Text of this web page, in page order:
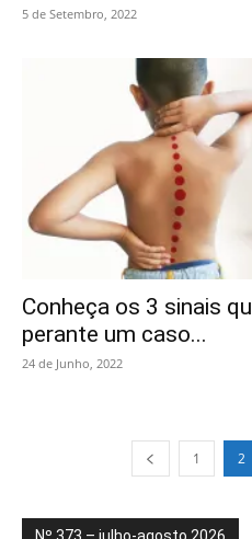
5 de Setembro, 2022
Conheça os 3 sinais
perante um caso...
24 de Junho, 2022
1 2
Nº 373 – julho-agosto 2026